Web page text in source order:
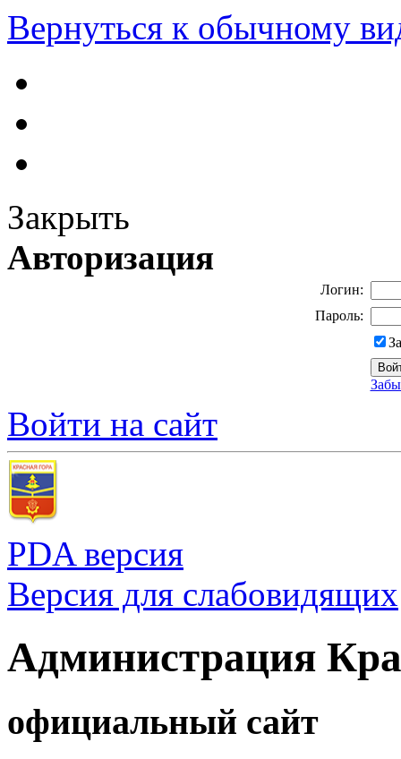
Вернуться к обычному
Закрыть
Авторизация
Логин:
Пароль:
Войти на сайт
PDA версия
Версия для слабовидящих
Администрация
официальный сайт